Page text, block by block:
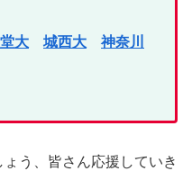
大 城西大
神奈川
う、皆さん応援していき